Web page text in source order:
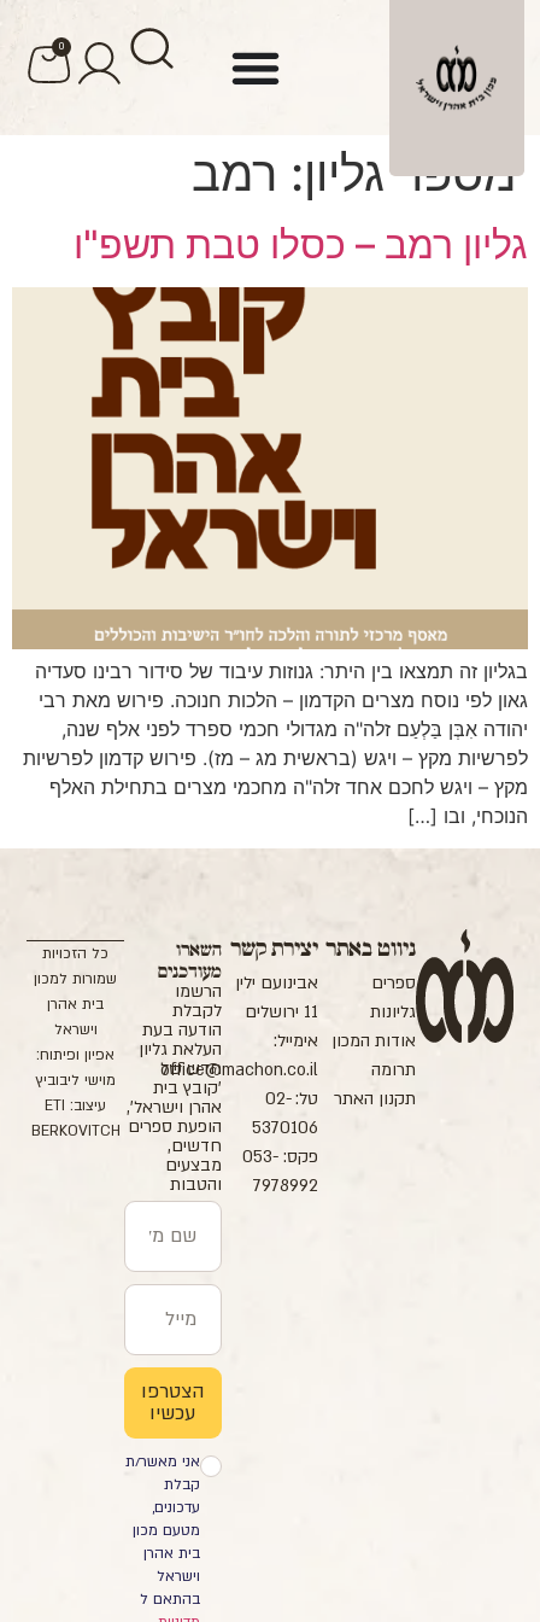
0
מספר גליון: רמב
גליון רמב – כסלו טבת תשפ"ו
בגליון זה תמצאו בין היתר: גנוזות עיבוד של סידור רבינו סעדיה
גאון לפי נוסח מצרים הקדמון – הלכות חנוכה. פירוש מאת רבי
יהודה אִבְּן בַּלְעַם זלה"ה מגדולי חכמי ספרד לפני אלף שנה,
לפרשיות מקץ – ויגש (בראשית מג – מז). פירוש קדמון לפרשיות
מקץ – ויגש לחכם אחד זלה"ה מחכמי מצרים בתחילת האלף
הנוכחי, ובו […]
ניווט באתר
ספרים
גליונות
אודות המכון
תרומה
תקנון האתר
יצירת קשר
אבינועם ילין
11 ירושלים
אימייל:
office@machon.co.il
טל: 02-
5370106
פקס: 053-
7978992
השארו
מעודכנים
הרשמו
לקבלת
הודעה בעת
העלאת גליון
חדש של
'קובץ בית
אהרן וישראל',
הופעת ספרים
חדשים,
מבצעים
והטבות
אני מאשר/ת
קבלת
עדכונים,
מטעם מכון
בית אהרן
וישראל
בהתאם ל
הצטרפו
עכשיו
כל הזכויות
שמורות למכון
בית אהרן
וישראל
אפיון ופיתוח:
מוישי ליבוביץ
עיצוב: ETI
BERKOVITCH